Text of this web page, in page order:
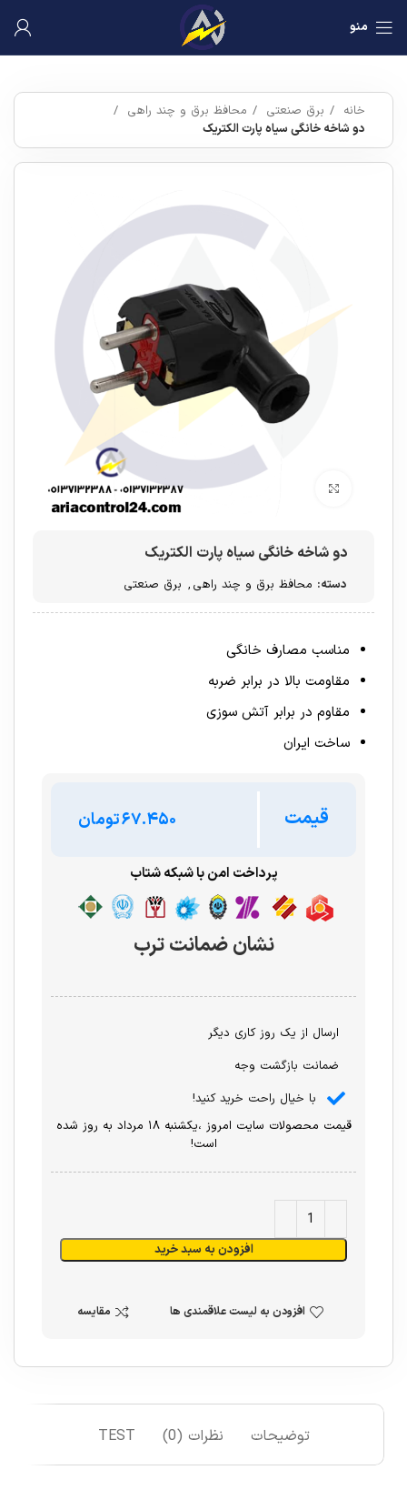
منو
خانه برق صنعتی
محافظ برق و چند راهی
دو شاخه خانگی سیاه پارت الکتریک
برای بزرگنمایی کلیک کنید
دو شاخه خانگی سیاه پارت الکتریک
دسته: محافظ برق و چند راهی , برق صنعتی
مناسب مصارف خانگی
مقاومت بالا در برابر ضربه
مقاوم در برابر آتش سوزی
ساخت ایران
قیمت تومان
پرداخت امن با شبکه شتاب
نشان ضمانت ترب
ارسال از یک روز کاری دیگر
ضمانت بازگشت وجه
با خیال راحت خرید کنید!
قیمت محصولات سایت امروز ،یکشنبه ۱۸ مرداد به روز شده
است!
افزودن به سبد خرید
افزودن به لیست علاقمندی ها مقایسه
توضیحات نظرات (0) TEST